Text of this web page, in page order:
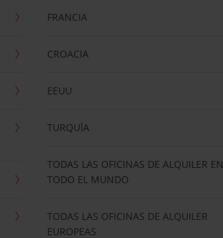
FRANCIA
CROACIA
EEUU
TURQUÍA
TODAS LAS OFICINAS DE ALQUILER EN
TODO EL MUNDO
TODAS LAS OFICINAS DE ALQUILER
EUROPEAS